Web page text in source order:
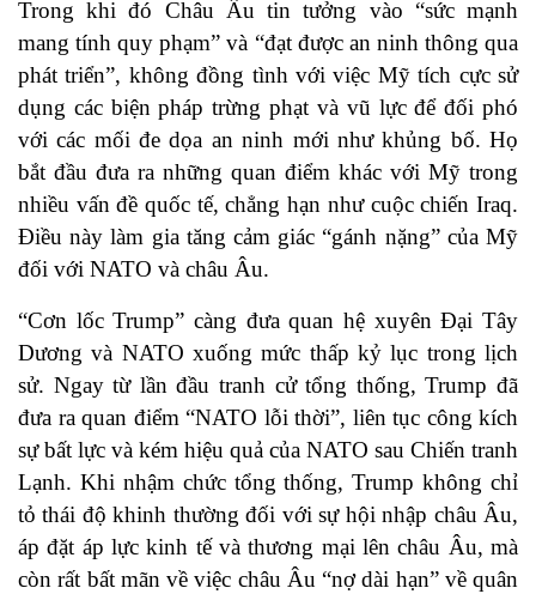
Trong khi đó Châu Âu tin tưởng vào “sức mạnh
mang tính quy phạm” và “đạt được an ninh thông qua
phát triển”, không đồng tình với việc Mỹ tích cực sử
dụng các biện pháp trừng phạt và vũ lực để đối phó
với các mối đe dọa an ninh mới như khủng bố. Họ
bắt đầu đưa ra những quan điểm khác với Mỹ trong
nhiều vấn đề quốc tế, chẳng hạn như cuộc chiến Iraq.
Điều này làm gia tăng cảm giác “gánh nặng” của Mỹ
đối với NATO và châu Âu.
“Cơn lốc Trump” càng đưa quan hệ xuyên Đại Tây
Dương và NATO xuống mức thấp kỷ lục trong lịch
sử. Ngay từ lần đầu tranh cử tổng thống, Trump đã
đưa ra quan điểm “NATO lỗi thời”, liên tục công kích
sự bất lực và kém hiệu quả của NATO sau Chiến tranh
Lạnh. Khi nhậm chức tổng thống, Trump không chỉ
tỏ thái độ khinh thường đối với sự hội nhập châu Âu,
áp đặt áp lực kinh tế và thương mại lên châu Âu, mà
còn rất bất mãn về việc châu Âu “nợ dài hạn” về quân